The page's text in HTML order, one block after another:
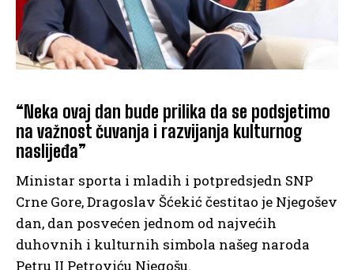
“Neka ovaj dan bude prilika da se podsjetimo
na važnost čuvanja i razvijanja kulturnog
naslijeđa”
Ministar sporta i mladih i potpredsjedn SNP
Crne Gore, Dragoslav Šćekić čestitao je Njegošev
dan, dan posvećen jednom od najvećih
duhovnih i kulturnih simbola našeg naroda
Petru II Petroviću Njegošu.